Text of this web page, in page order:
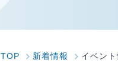
TOP 新着情報 イベン